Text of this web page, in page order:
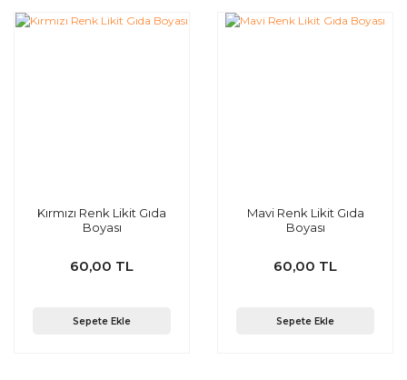
Kırmızı Renk Likit Gıda
Boyası
60,00 TL
Sepete Ekle
Mavi Renk Likit Gıda
Boyası
60,00 TL
Sepete Ekle